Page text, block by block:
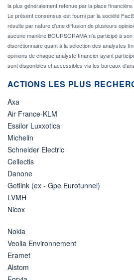
la plus généralement retenue par la place financière.
Le présent consensus est fourni par la société
résulte par nature d'une diffusion de plusieurs
aucune manière BOURSORAMA n'a participé à
discrétionnaire quant à la sélection des analystes
opinions de chaque analyste financier ayant
sont disponibles et accessibles via les bureaux
ACTIONS LES PLUS
Axa
Air France-KLM
Essilor Luxxotica
Michelin
Schneider Electric
Cellectis
Danone
Getlink (ex - Gpe Eurotunnel)
LVMH
Nicox
Nokia
Veolia Environnement
Eramet
Alstom